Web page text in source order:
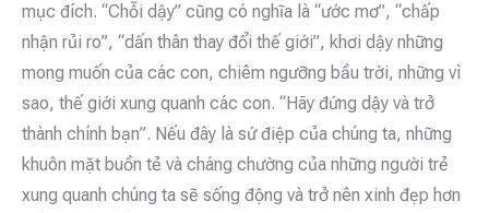
mục đích. “Chỗi dậy” cũng có nghĩa là “ước mơ”, “chấp
nhận rủi ro”, “dấn thân thay đổi thế giới”, khơi dậy những
mong muốn của các con, chiêm ngưỡng bầu trời, những vì
sao, thế giới xung quanh các con. “Hãy đứng dậy và trở
thành chính bạn”. Nếu đây là sứ điệp của chúng ta, những
khuôn mặt buồn tẻ và cháng chường của những người trẻ
xung quanh chúng ta sẽ sống động và trở nên xinh đẹp hơn